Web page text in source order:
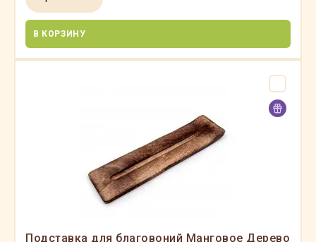
В КОРЗИНУ
Подставка для благовоний Манговое Дерево